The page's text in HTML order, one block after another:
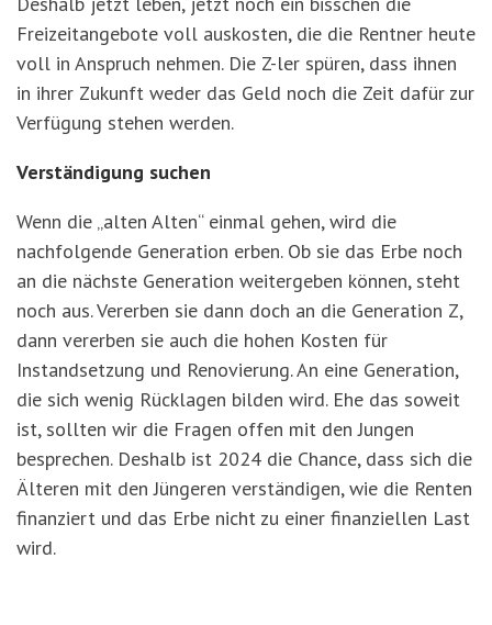
Freizeitangebote voll auskosten, die die Rentner heute
voll in Anspruch nehmen. Die Z-ler spüren, dass ihnen
in ihrer Zukunft weder das Geld noch die Zeit dafür zur
Verfügung stehen werden.
Verständigung suchen
Wenn die „alten Alten“ einmal gehen, wird die
nachfolgende Generation erben. Ob sie das Erbe noch
an die nächste Generation weitergeben können, steht
noch aus. Vererben sie dann doch an die Generation Z,
dann vererben sie auch die hohen Kosten für
Instandsetzung und Renovierung. An eine Generation,
die sich wenig Rücklagen bilden wird. Ehe das soweit
ist, sollten wir die Fragen offen mit den Jungen
besprechen. Deshalb ist 2024 die Chance, dass sich die
Älteren mit den Jüngeren verständigen, wie die Renten
finanziert und das Erbe nicht zu einer finanziellen Last
wird.